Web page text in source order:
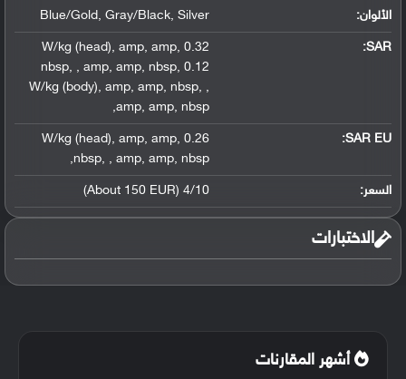
الألوان: Blue/Gold, Gray/Black, Silver
SAR
:
0.32 W/kg (head)
, amp, amp,
nbsp, , amp, amp, nbsp, 0.12
W/kg (body), amp, amp, nbsp, ,
amp, amp, nbsp
,
SAR EU:
0.26 W/kg (head)
, amp, amp,
nbsp, , amp, amp, nbsp
,
السعر: 4/10 (About 150 EUR)
الاختبارات
أشهر المقارنات